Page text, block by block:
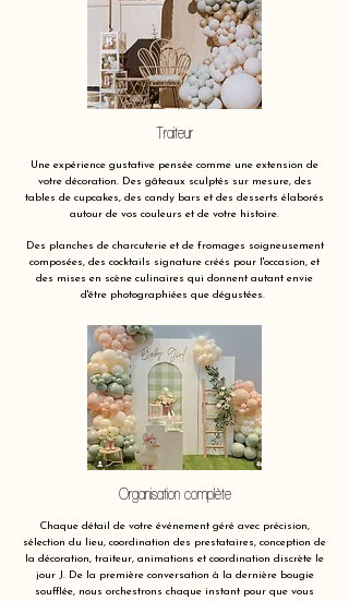
Traiteur
Une expérience gustative pensée comme une extension de
votre décoration. Des gâteaux sculptés sur mesure, des
tables de cupcakes, des candy bars et des desserts élaborés
autour de vos couleurs et de votre histoire.
Des planches de charcuterie et de fromages soigneusement
composées, des cocktails signature créés pour l'occasion, et
des mises en scène culinaires qui donnent autant envie
d'être photographiées que dégustées.
Organisation complète
Chaque détail de votre événement géré avec précision,
sélection du lieu, coordination des prestataires, conception de
la décoration, traiteur, animations et coordination discrète le
jour J. De la première conversation à la dernière bougie
soufflée, nous orchestrons chaque instant pour que vous